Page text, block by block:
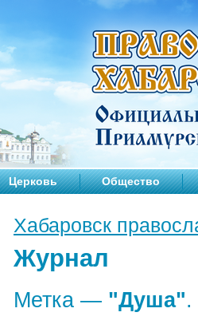
Церковь Общество
Хабаровск
Журнал
Метка — "Душа".